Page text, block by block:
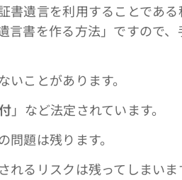
遺言を利用することであ
言書を作る方法」ですので
ことがあります。
」など法定されています。
問題は残ります。
るリスクは残ってしまいま